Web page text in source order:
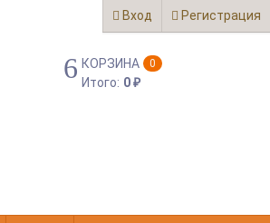
Вход Регистрация
КОРЗИНА 0
Итого: 0₽